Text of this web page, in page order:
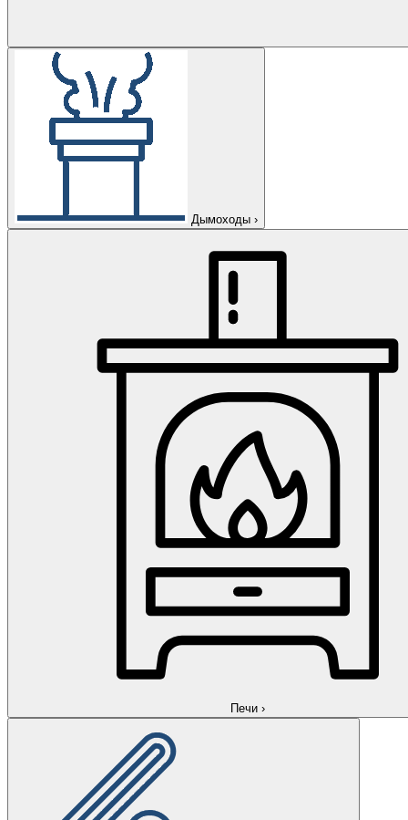
Дымоходы ›
Печи ›